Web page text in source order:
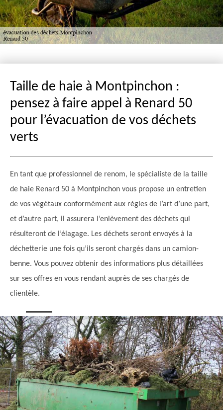
Taille de haie à Montpinchon :
pensez à faire appel à Renard 50
pour l’évacuation de vos déchets
verts
En tant que professionnel de renom, le spécialiste de la taille
de haie Renard 50 à Montpinchon vous propose un entretien
de vos végétaux conformément aux règles de l’art d’une part,
et d’autre part, il assurera l’enlèvement des déchets qui
résulteront de l’élagage. Les déchets seront envoyés à la
déchetterie une fois qu’ils seront chargés dans un camion-
benne. Vous pouvez obtenir des informations plus détaillées
sur ses offres en vous rendant auprès de ses chargés de
clientèle.